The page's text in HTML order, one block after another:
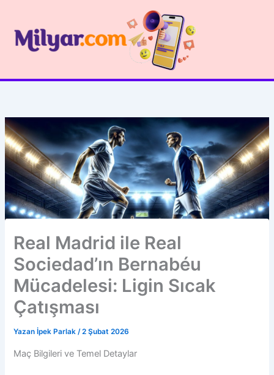
Real Madrid ile Real
Sociedad’ın Bernabéu
Mücadelesi: Ligin Sıcak
Çatışması
Yazan İpek Parlak/2 Şubat 2026
Maç Bilgileri ve Temel Detaylar